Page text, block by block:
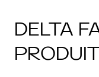
DELTA